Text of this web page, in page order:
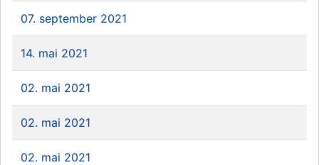
07. september 2021
14. mai 2021
02. mai 2021
02. mai 2021
02. mai 2021